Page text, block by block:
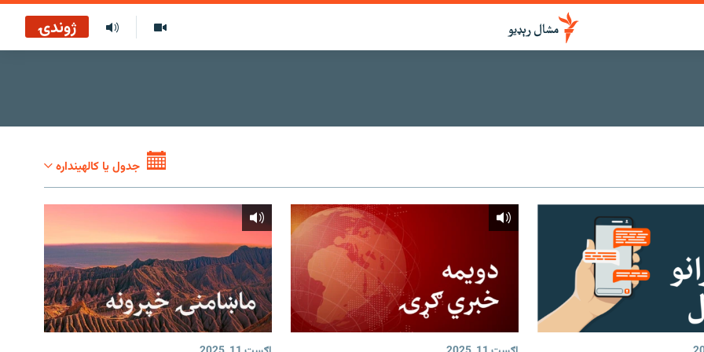
ژوندۍ
جدول یا کالهینداره